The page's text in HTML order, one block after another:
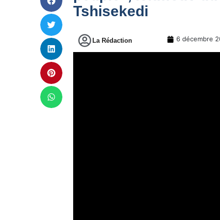
Tshisekedi
La Rédaction 6 décembre